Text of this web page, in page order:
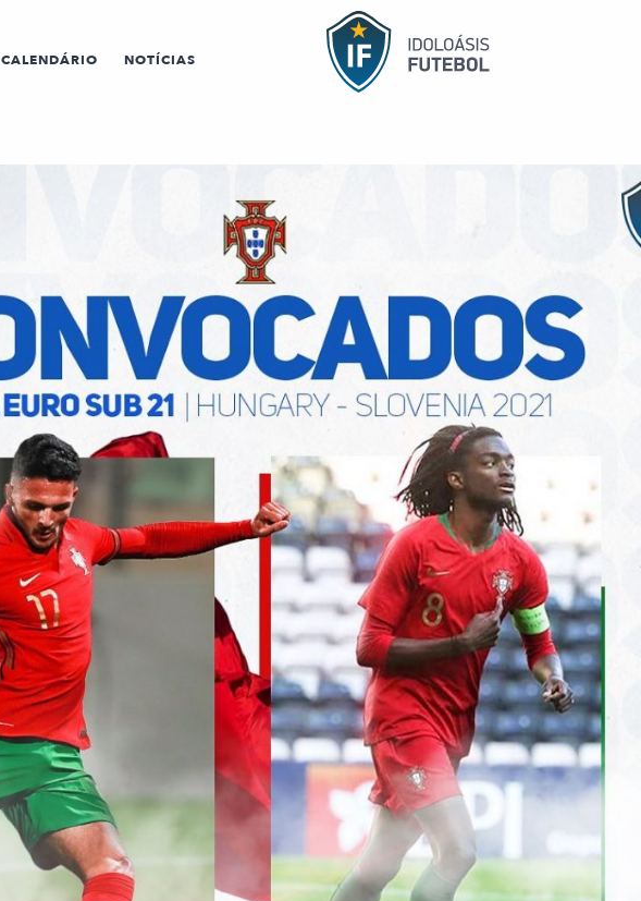
CALENDÁRIO NOTÍCIAS